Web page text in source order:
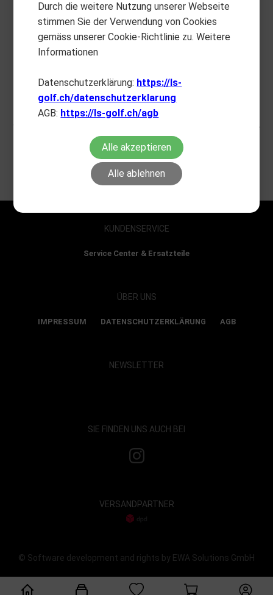
Service
Ihr Fachhändler steht Ihnen gerne bei allen Fragen zur Verfügung
Fachhandelstreue
Wir verkaufen unser komplettes Sortiment nur über den Fachhandel, Sie
finden alle Produkte auf unserer Seite
KUNDENSERVICE
Service Center & Ersatzteile
ÜBER UNS
IMPRESSUM DATENSCHUTZERKLÄRUNG AGB
NEWSLETTER
SIE FINDEN UNS AUCH BEI
VERSANDPARTNER
© Software development and rights by EWA Solutions GmbH
Durch die weitere Nutzung unserer Webseite
stimmen Sie der Verwendung von Cookies
gemäss unserer Cookie-Richtlinie zu. Weitere
Informationen
Datenschutzerklärung: https://ls-
golf.ch/datenschutzerklarung
AGB: https://ls-golf.ch/agb
Alle akzeptieren
Alle ablehnen